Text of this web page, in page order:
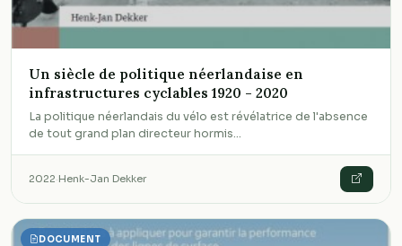
Un siècle de politique néerlandaise en
infrastructures cyclables 1920 - 2020
La politique néerlandais du vélo est révélatrice de l'absence
de tout grand plan directeur hormis…
2022·Henk-Jan Dekker
DOCUMENT